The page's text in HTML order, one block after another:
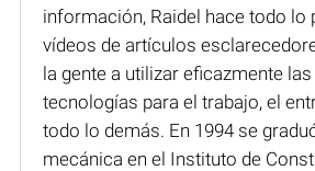
información, Raidel hace todo lo
vídeos de artículos
la gente a utilizar eficazmente
tecnologías para el trabajo, el
todo lo demás. En 1994 se
mecánica en el Instituto de